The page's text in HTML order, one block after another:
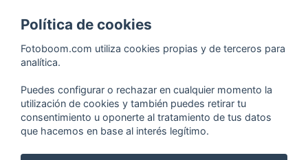
Calibradores
Soportes Fotografía
Monopiés
Trípodes
Kit Completos
Accesorios
Política de cookies
Fotoboom.com utiliza cookies propias y de terceros para
analítica.
Puedes configurar o rechazar en cualquier momento la
utilización de cookies y también puedes retirar tu
consentimiento u oponerte al tratamiento de tus datos
que hacemos en base al interés legítimo.